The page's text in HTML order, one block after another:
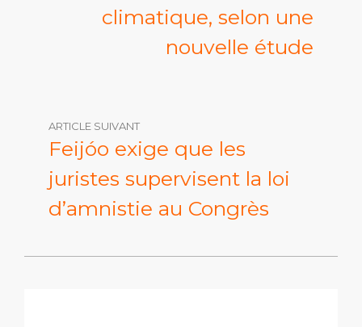
climatique, selon une
nouvelle étude
ARTICLE SUIVANT
Feijóo exige que les
juristes supervisent la loi
d’amnistie au Congrès